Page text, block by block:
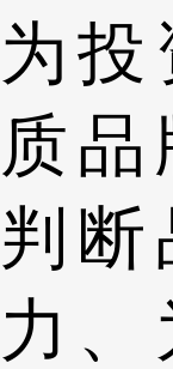
为
质
判断
力